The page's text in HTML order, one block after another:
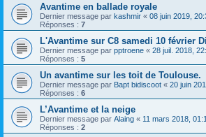
Avantime en ballade royale
Dernier message par kashmir « 08 juin 2019,
Réponses : 7
L'Avantime sur C8 samedi 10 février
Dernier message par pptroene « 28 juil. 2018,
Réponses : 5
Un avantime sur les toit de Toulouse.
Dernier message par Bapt bidiscoot « 20 juin
Réponses : 6
L’Avantime et la neige
Dernier message par Alaing « 11 mars 2018,
Réponses : 2